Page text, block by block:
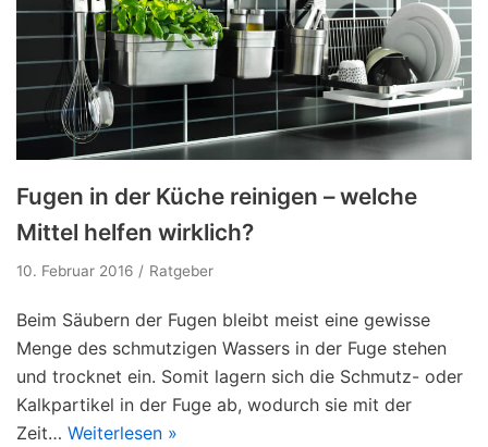
Fugen in der Küche reinigen – welche
Mittel helfen wirklich?
10. Februar 2016 Ratgeber
Beim Säubern der Fugen bleibt meist eine gewisse
Menge des schmutzigen Wassers in der Fuge stehen
und trocknet ein. Somit lagern sich die Schmutz- oder
Kalkpartikel in der Fuge ab, wodurch sie mit der
Zeit… Weiterlesen »